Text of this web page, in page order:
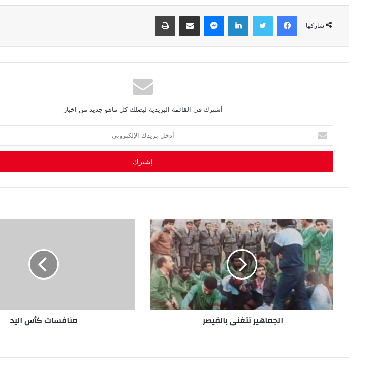
شاركها
فيسبوك تويتر لينكدإن ماسنجر مشاركة عبر البريد طباعة
أشترك في القائمة البريدية ليصلك كل ماهو جديد من اخبار
خ
ب
د
ا
ل
ل
ك
ر
و
ن
الجماهير تتغنى بالقيصر منافسات كأس اليد